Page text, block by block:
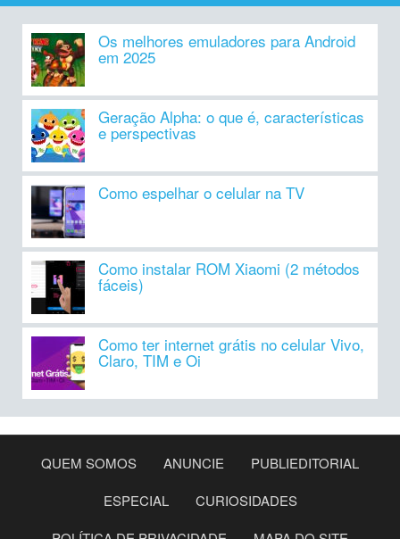
Os melhores emuladores para Android
em 2025
Geração Alpha: o que é, características
e perspectivas
Como espelhar o celular na TV
Como instalar ROM Xiaomi (2 métodos
fáceis)
Como ter internet grátis no celular Vivo,
Claro, TIM e Oi
QUEM SOMOS ANUNCIE
PUBLIEDITORIAL
ESPECIAL
CURIOSIDADES